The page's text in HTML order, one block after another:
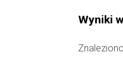
Wyniki
Znaleziono